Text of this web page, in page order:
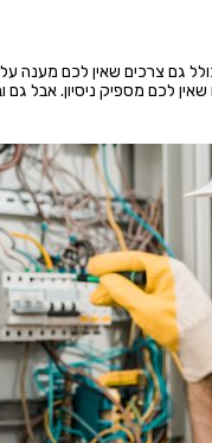
גם צרכים שאין לכם מענה
לכם מספיק ניסיון. אבל